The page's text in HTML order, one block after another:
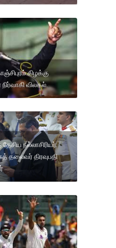
கிழக்கு
விலகல்.
நல்லாசிரியர்
தலைவர் திரவுபதி